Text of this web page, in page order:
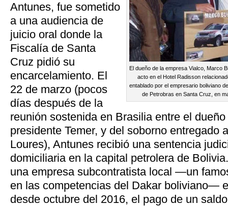
El dueño de la empresa Vialco, Marco
acto en el Hotel Radisson
entablado por el empresario boliviano
de Petrobras en Santa Cruz, en
Antunes, fue sometido
a una audiencia de
juicio oral donde la
Fiscalía de Santa
Cruz pidió su
encarcelamiento. El
22 de marzo (pocos
días después de la
reunión sostenida en Brasilia entre el
presidente Temer, y del soborno entregado
Loures), Antunes recibió una sentencia
domiciliaria en la capital petrolera de
una empresa subcontratista local —un
en las competencias del Dakar boliviano—
desde octubre del 2016, el pago de un